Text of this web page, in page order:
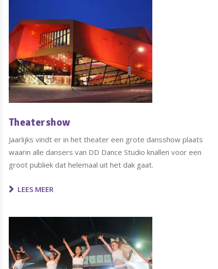
Theatershow
Jaarlijks vindt er in het theater een grote dansshow plaats
waarin alle dansers van DD Dance Studio knallen voor een
groot publiek dat helemaal uit het dak gaat.
LEES MEER